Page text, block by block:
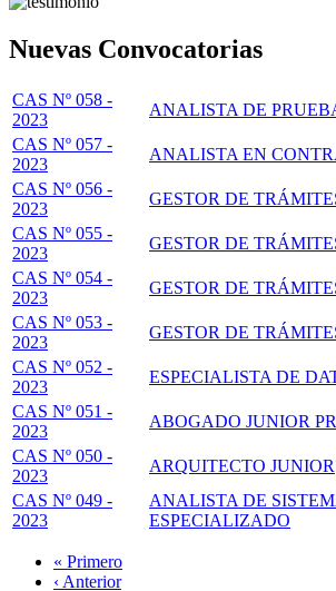
Nuevas Convocatorias
CAS Nº 058 -
2023
ANALISTA DE
CAS Nº 057 -
2023
ANALISTA EN
CAS Nº 056 -
2023
GESTOR DE
CAS Nº 055 -
2023
GESTOR DE
CAS Nº 054 -
2023
GESTOR DE
CAS Nº 053 -
2023
GESTOR DE
CAS Nº 052 -
2023
ESPECIALISTA DE
CAS Nº 051 -
2023
ABOGADO JUNIOR
CAS Nº 050 -
2023
ARQUITECTO JUNIOR
CAS Nº 049 -
2023
ANALISTA DE
ESPECIALIZADO
Paginación
Primera
página
« Primero
Página
‹ Anterior